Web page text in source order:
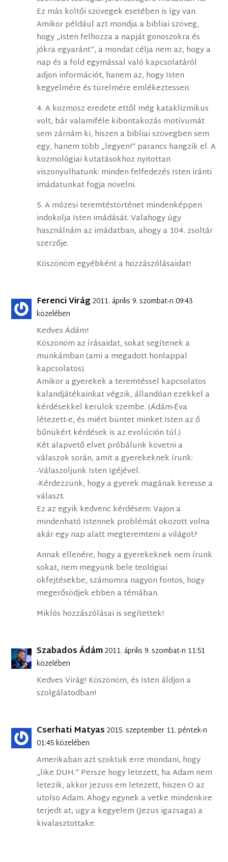
Ez más költői szövegek esetében is így van.
Amikor például azt mondja a bibliai szöveg,
hogy „Isten felhozza a napját gonoszokra és
jókra egyaránt”, a mondat célja nem az, hogy a
nap és a föld egymással való kapcsolatáról
adjon információt, hanem az, hogy Isten
kegyelmére és türelmére emlékeztessen.
4. A kozmosz eredete ettől még kataklizmikus
volt, bár valamiféle kibontakozás motívumát
sem zárnám ki, hiszen a bibliai szövegben sem
egy, hanem több „legyen!” parancs hangzik el. A
kozmológiai kutatásokhoz nyitottan
viszonyulhatunk: minden felfedezés Isten iránti
imádatunkat fogja növelni.
5. A mózesi teremtéstörténet mindenképpen
indokolja Isten imádását. Valahogy úgy
használnám az imádatban, ahogy a 104. zsoltár
szerzője.
Köszönöm egyébként a hozzászólásaidat!
Ferenci Virág 2011. április 9. szombat-n 09:43
közelében
Kedves Ádám!
Köszönöm az írásaidat, sokat segítenek a
munkámban (ami a megadott honlappal
kapcsolatos).
Amikor a gyerekek a teremtéssel kapcsolatos
kalandjátékainkat végzik, állandóan ezekkel a
kérdésekkel kerülök szembe. (Ádám-Éva
létezett-e, és miért büntet minket Isten az ő
bűnükért kérdések is az evolúción túl.)
Két alapvető elvet próbálunk követni a
válaszok során, amit a gyerekeknek írunk:
-Válaszoljunk Isten Igéjével.
-Kérdezzünk, hogy a gyerek magának keresse a
választ.
Ez az egyik kedvenc kérdésem: Vajon a
mindenható Istennek problémát okozott volna
akár egy nap alatt megteremteni a világot?
Annak ellenére, hogy a gyerekeknek nem írunk
sokat, nem megyünk bele teológiai
okfejtésekbe, számomra nagyon fontos, hogy
megerősödjek ebben a témában.
Miklós hozzászólásai is segítettek!
Szabados Ádám2011. április 9. szombat-n 11:51
közelében
Kedves Virág! Köszönöm, és Isten áldjon a
szolgálatodban!
Cserhati Matyas 2015. szeptember 11. péntek-n
01:45 közelében
Amerikaban azt szoktuk erre mondani, hogy
„like DUH.” Persze hogy letezett, ha Adam nem
letezik, akkor Jezuss em letezett, hiszen O az
utolso Adam. Ahogy egynek a vetke mindenkire
terjedt at, ugy a kegyelem (Jezus igazsaga) a
kivalasztottake.